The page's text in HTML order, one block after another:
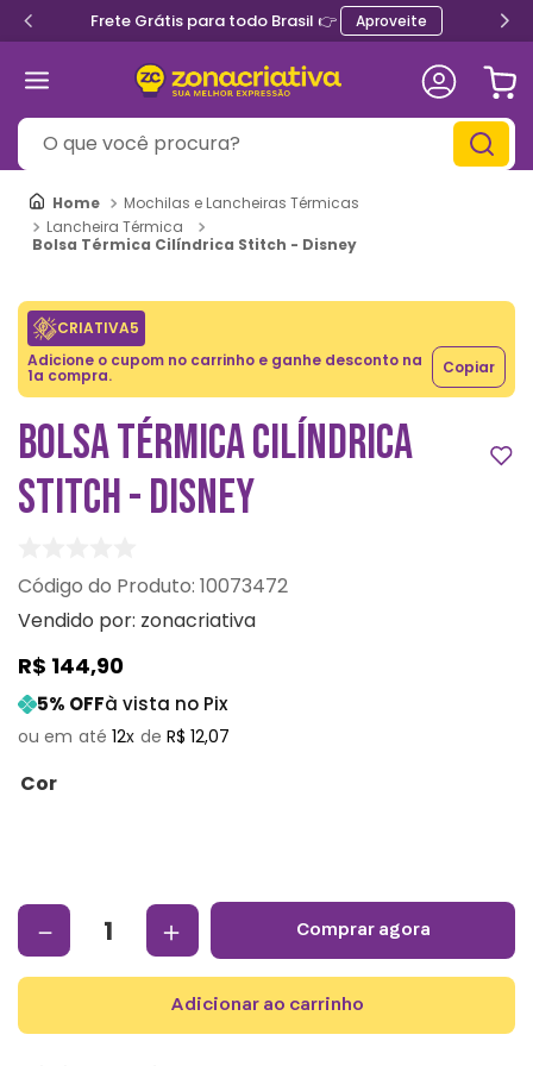
Frete Grátis para todo Brasil 👉 Aproveite
O que você procura?
Mochilas e Lancheiras Térmicas
Lancheira Térmica
Bolsa Térmica Cilíndrica Stitch - Disney
CRIATIVA5
Adicione o cupom no carrinho e ganhe desconto na
1a compra. Copiar
BOLSA TÉRMICA CILÍNDRICA
STITCH - DISNEY
: 10073472
Vendido por: zonacriativa
R$ 144,90
5% OFFà vista no Pix
12 R$ 12,07
Cor
＋
－ comprar agora
adicionar ao carrinho